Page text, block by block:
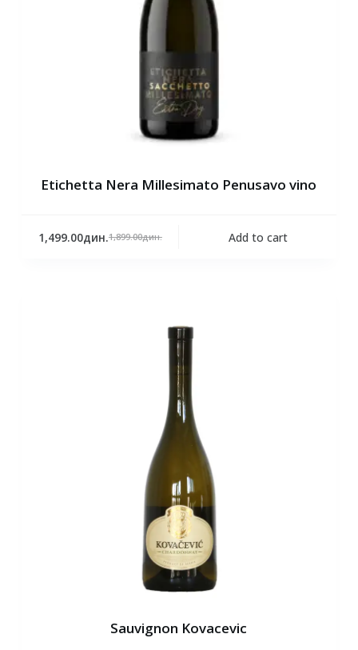
Etichetta Nera Millesimato Penusavo vino
1,899.00дин.
1,499.00дин. Add to cart
Sauvignon Kovacevic